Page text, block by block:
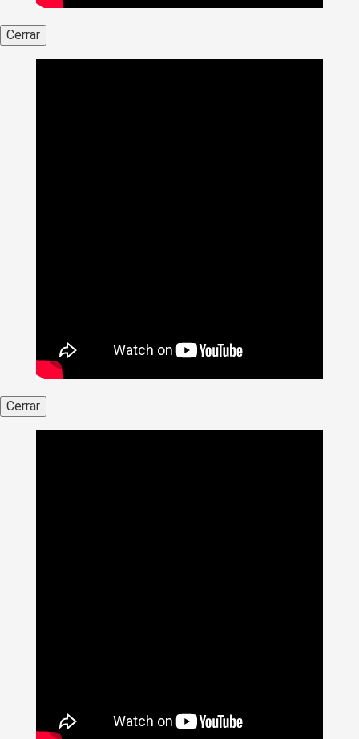
Cerrar
Cerrar